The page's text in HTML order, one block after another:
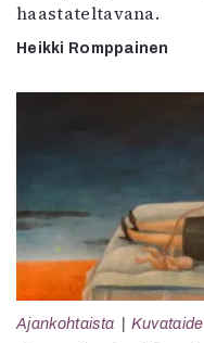
haastateltavana.
Heikki Romppainen
Ajankohtaista Kuvataide